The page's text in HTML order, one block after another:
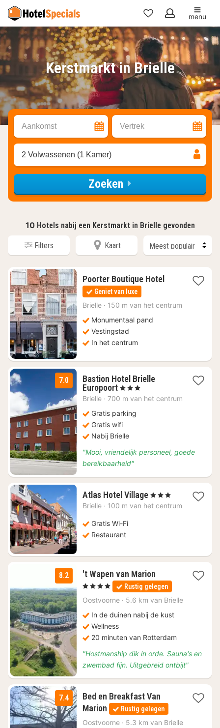
Mijn
favorieten
menu
Kerstmarkt in Brielle
Aankomst Vertrek
2 Volwassenen (1 Kamer)
Zoeken
10 Hotels nabij een Kerstmarkt in Brielle gevonden
Filters Kaart
Poorter Boutique Hotel1
€
Geniet van luxe
Brielle · 150 m van het centrum
Monumentaal pand
Vestingstad
In het centrum
7.0
Bastion Hotel Brielle
Europoort1
nacht
€
119
, 3 Sterren
Brielle · 700 m van het centrum
Gratis parking
Gratis wifi
Nabij Brielle
"Mooi, vriendelijk personeel, goede
bereikbaarheid"
Atlas Hotel Village1
nacht
, 3 Sterren
Brielle · 100 m van het centrum
Gratis Wi-Fi
Restaurant
8.2 't Wapen van Marion1
nacht
vanaf
€
, 4 Sterren Rustig gelegen
Oostvoorne · 5.6 km van Brielle
In de duinen nabij de kust
Wellness
20 minuten van Rotterdam
"Hostmanship dik in orde. Sauna's en
zwembad fijn. Uitgebreid ontbijt"
7.4
Bed en Breakfast Van
Marion 1
nacht
vanaf
Rustig gelegen
Oostvoorne · 5.3 km van Brielle